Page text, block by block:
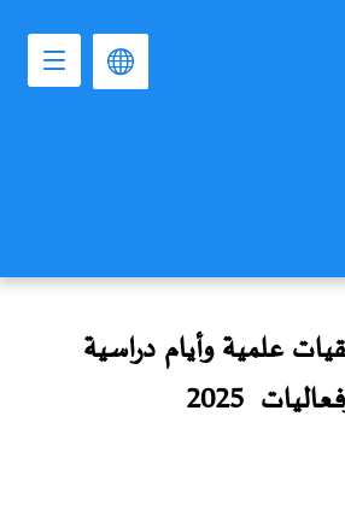
علمية وأيام دراسية
2025